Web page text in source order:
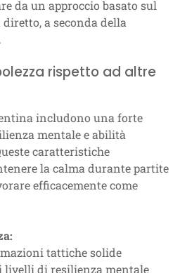
da un approccio basato sul
a seconda della
rispetto ad altre
includono una forte
mentale e abilità
caratteristiche
la calma durante partite
efficacemente come
tattiche solide
livelli di resilienza mentale